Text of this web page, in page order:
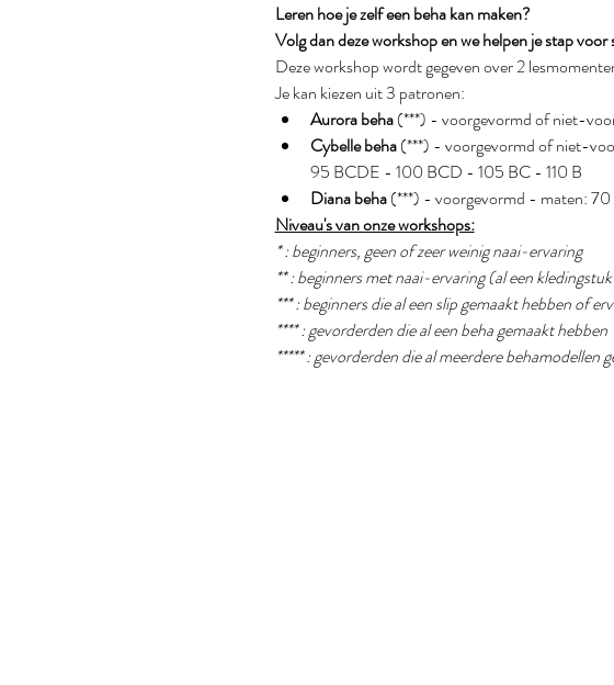
Leren hoe je zelf een beha kan maken?
Volg dan deze workshop en we helpen je stap voor
Deze workshop wordt gegeven over 2
Je kan kiezen uit 3 patronen:
Aurora beha (***) - voorgevormd of niet-
Cybelle beha (***) - voorgevormd of niet-
95 BCDE - 100 BCD - 105 BC - 110 B
Diana beha (***) - voorgevormd - maten:
Niveau's van onze workshops:
* : beginners, geen of zeer weinig naai-ervaring
** : beginners met naai-ervaring (al een
*** : beginners die al een slip gemaakt hebben of
**** : gevorderden die al een beha gemaakt hebben
***** : gevorderden die al meerdere behamodellen